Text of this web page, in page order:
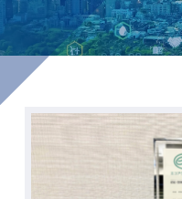
企業概要
私たちについて
サステナビリティ